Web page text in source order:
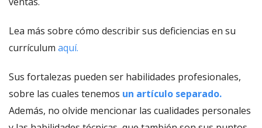
Lea más sobre cómo describir sus deficiencias en su
currículum aquí.
Sus fortalezas pueden ser habilidades profesionales,
sobre las cuales tenemos un artículo separado.
Además, no olvide mencionar las cualidades personales